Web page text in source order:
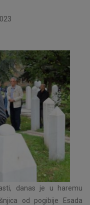
danas je u haremu
od pogibije Esada